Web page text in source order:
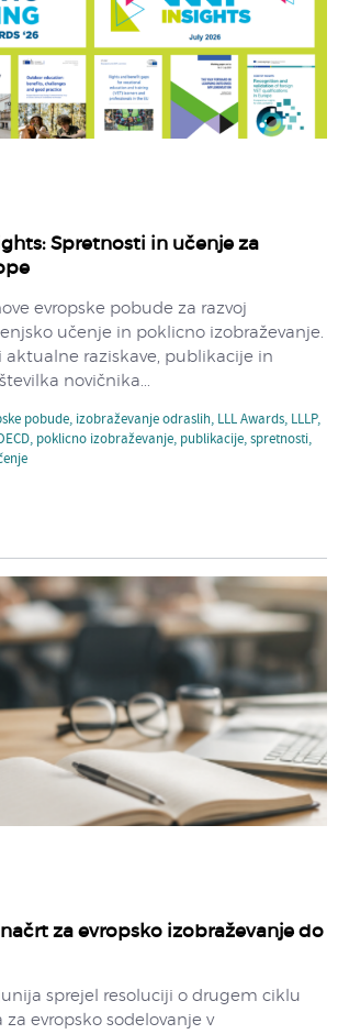
Spretnosti in učenje za
evropske pobude za razvoj
učenje in poklicno izobraževanje.
aktualne raziskave, publikacije in
novičnika...
pobude, izobraževanje odraslih, LLL Awards, LLLP,
, poklicno izobraževanje, publikacije,spretnosti,
za evropsko izobraževanje do
sprejel resoluciji o drugem ciklu
evropsko sodelovanje v